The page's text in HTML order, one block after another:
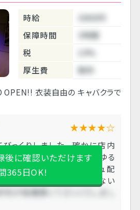
時給
3000円
保障時間
3時間
税
10%
厚生費
無料
衣装自由の キャバクラで
★★★★☆
っくりしました。 確かに店内
が、 すごくアットホームでゆる
ごく楽でした。 ティッシュ配
れないので お客さんが居ない
判が結構悪くてびっくりしまし
後に確認いただけます
365日OK!